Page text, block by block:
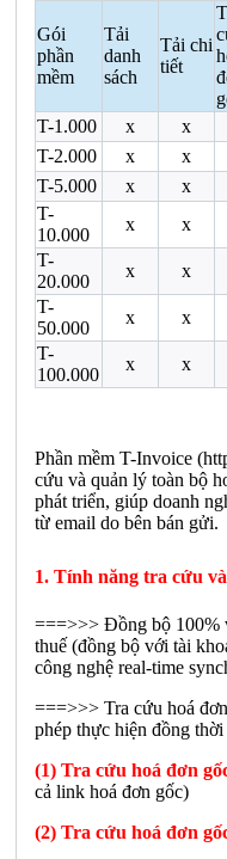
Gói
phần
mềm
Tải
danh
sách
Tải chi
tiết
T-1.000
x x
T-2.000
x x
T-5.000
x x
T-
10.000
x x
T-
20.000
x x
T-
50.000
x x
T-
100.000
x x
Phần mềm T-Invoice
cứu và quản lý toàn bộ
phát triển, giúp doanh
từ email do bên bán gửi.
1. Tính năng tra cứu
===>>> Đồng bộ 100%
thuế (đồng bộ với tài
công nghệ real-time
===>>> Tra cứu hoá
phép thực hiện đồng thời
(1) Tra cứu hoá đơn
cả link hoá đơn gốc)
(2) Tra cứu hoá đơn